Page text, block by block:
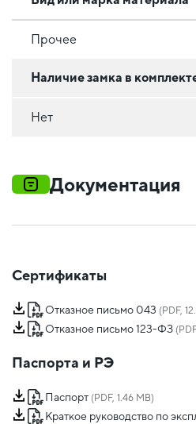
Прочее
Наличие замка в
Нет
Документация
Сертификаты
Отказное письмо 043 (PDF,
Отказное письмо 123-ФЗ
Паспорта и РЭ
Паспорт (PDF, 1.46 MB)
Краткое руководство по